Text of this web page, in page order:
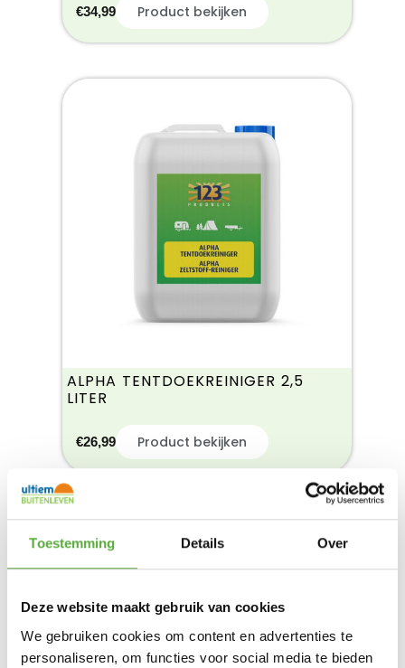
Toestemming Details Over
Deze website maakt gebruik van cookies
We gebruiken cookies om content en advertenties te
personaliseren, om functies voor social media te bieden
€34,99 Product bekijken
ALPHA TENTDOEKREINIGER 2,5
LITER
€26,99 Product bekijken
OMEGA DRY WATERDICHTING 5
€ 74,99 Product bekijken